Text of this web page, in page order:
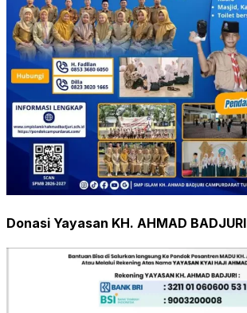
Donasi Yayasan KH. AHMAD BADJURI